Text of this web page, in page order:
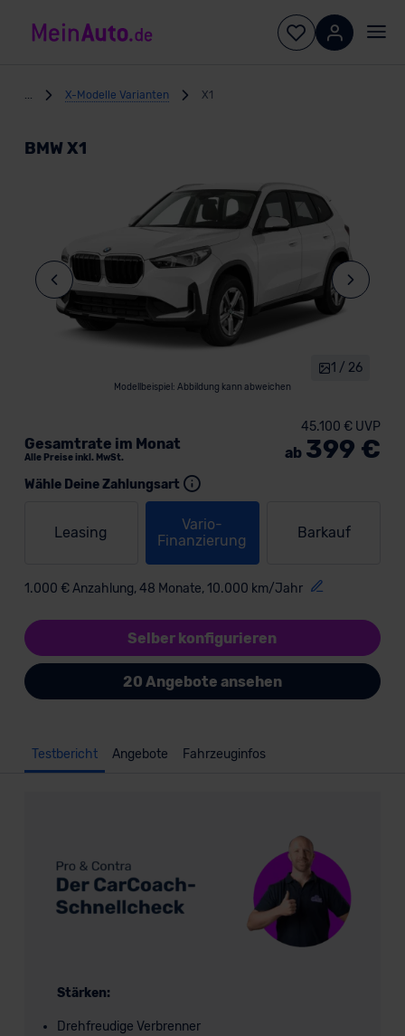
X-Modelle Varianten X1
BMW X1
Modellbeispiel: Abbildung kann abweichen
1 / 26
Wähle Deine Zahlungsart
Leasing
Vario-
Finanzierung
Barkauf
1.000 € Anzahlung, 48 Monate, 10.000 km/Jahr
Gesamtrate im Monat
Alle Preise inkl. MwSt.
45.100 € UVP
ab 399 €
Selber konfigurieren
20 Angebote ansehen
Testbericht Angebote Fahrzeuginfos
Stärken:
Drehfreudige Verbrenner